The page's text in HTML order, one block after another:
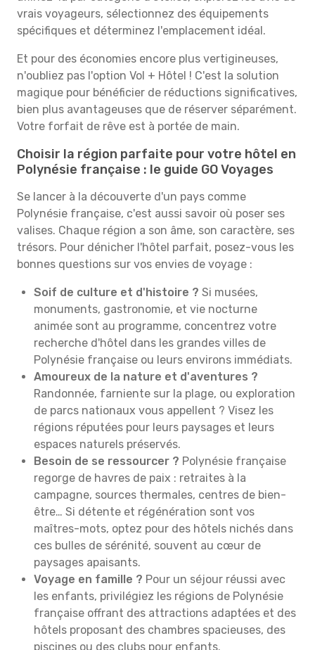
vrais voyageurs, sélectionnez des équipements
spécifiques et déterminez l'emplacement idéal.
Et pour des économies encore plus vertigineuses,
n'oubliez pas l'option Vol + Hôtel ! C'est la solution
magique pour bénéficier de réductions significatives,
bien plus avantageuses que de réserver séparément.
Votre forfait de rêve est à portée de main.
Choisir la région parfaite pour votre hôtel en
Polynésie française : le guide GO Voyages
Se lancer à la découverte d'un pays comme
Polynésie française, c'est aussi savoir où poser ses
valises. Chaque région a son âme, son caractère, ses
trésors. Pour dénicher l'hôtel parfait, posez-vous les
bonnes questions sur vos envies de voyage :
Soif de culture et d'histoire ? Si musées,
monuments, gastronomie, et vie nocturne
animée sont au programme, concentrez votre
recherche d'hôtel dans les grandes villes de
Polynésie française ou leurs environs immédiats.
Amoureux de la nature et d'aventures ?
Randonnée, farniente sur la plage, ou exploration
de parcs nationaux vous appellent ? Visez les
régions réputées pour leurs paysages et leurs
espaces naturels préservés.
Besoin de se ressourcer ? Polynésie française
regorge de havres de paix : retraites à la
campagne, sources thermales, centres de bien-
être… Si détente et régénération sont vos
maîtres-mots, optez pour des hôtels nichés dans
ces bulles de sérénité, souvent au cœur de
paysages apaisants.
Voyage en famille ? Pour un séjour réussi avec
les enfants, privilégiez les régions de Polynésie
française offrant des attractions adaptées et des
hôtels proposant des chambres spacieuses, des
piscines ou des clubs pour enfants.